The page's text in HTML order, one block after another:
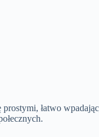
prostymi, łatwo